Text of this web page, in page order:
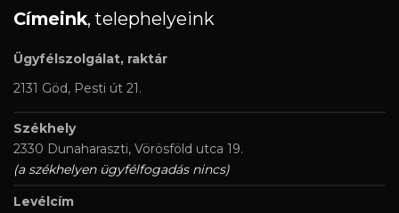
Címeink, telephelyeink
Ügyfélszolgálat, raktár
2131 Göd, Pesti út 21.
Székhely
2330 Dunaharaszti, Vörösföld utca 19.
(a székhelyen ügyfélfogadás nincs)
Levélcím